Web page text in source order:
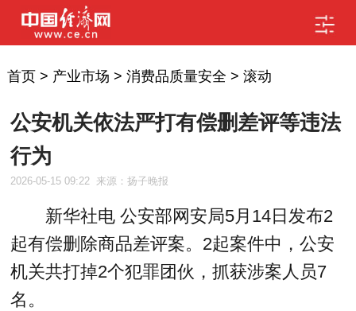
首页> 产业市场 > 消费品质量安全 > 滚动
公安机关依法严打有偿删差评等违法
行为
2026-05-15 09:22 来源：扬子晚报
新华社电 公安部网安局5月14日发布2
起有偿删除商品差评案。2起案件中，公安
机关共打掉2个犯罪团伙，抓获涉案人员7
名。